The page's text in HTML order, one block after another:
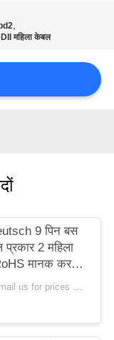
,
महिला केबल
9 पिन बस
प्रकार 2 महिला
मानक कर
Please email us for prices MOQ:100 पीसी